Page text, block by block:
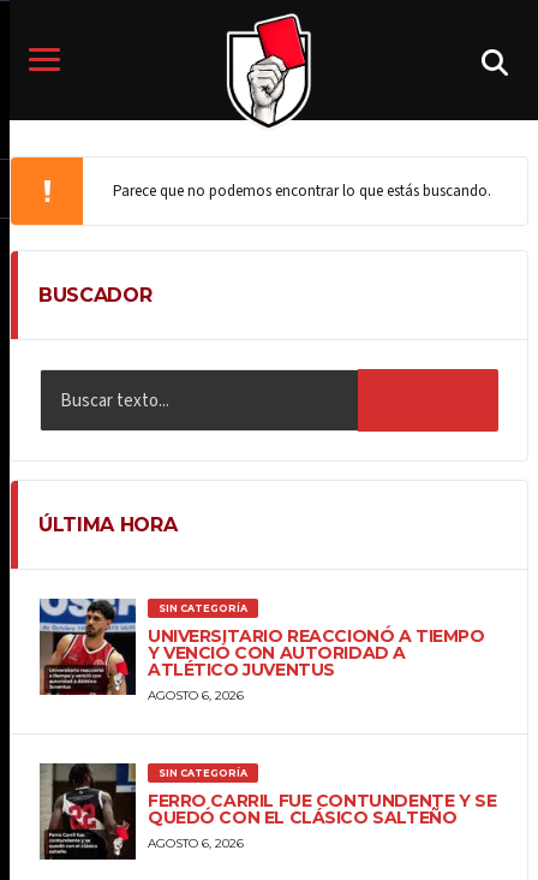
Parece que no podemos encontrar lo que estás buscando.
BUSCADOR
ÚLTIMA HORA
SIN CATEGORÍA
UNIVERSITARIO REACCIONÓ A TIEMPO
Y VENCIÓ CON AUTORIDAD A
ATLÉTICO JUVENTUS
AGOSTO 6, 2026
SIN CATEGORÍA
FERRO CARRIL FUE CONTUNDENTE Y SE
QUEDÓ CON EL CLÁSICO SALTEÑO
AGOSTO 6, 2026